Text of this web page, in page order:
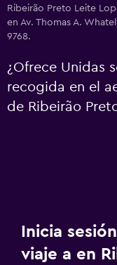
Ribeirão Preto Leite
en Av. Thomas A.
9768.
¿Ofrece Unidas
recogida en el
de Ribeirão
Inicia
viaje a en